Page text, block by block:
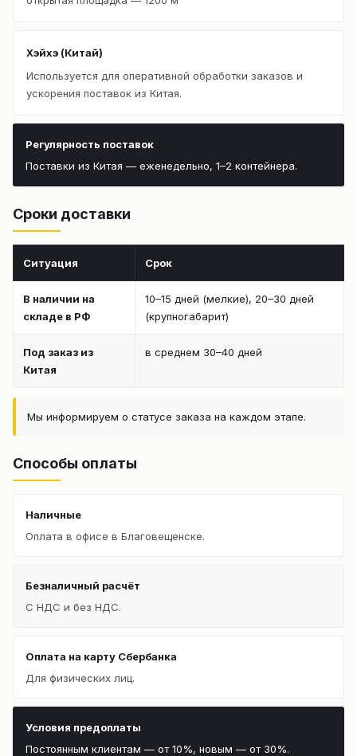
Хэйхэ (Китай)
Используется для оперативной обработки заказов и
ускорения поставок из Китая.
Регулярность поставок
Поставки из Китая — еженедельно, 1–2 контейнера.
Сроки доставки
Ситуация Срок
В наличии на
складе в РФ
10–15 дней (мелкие), 20–30 дней
(крупногабарит)
Под заказ из
Китая
в среднем 30–40 дней
Мы информируем о статусе заказа на каждом этапе.
Способы оплаты
Наличные
Оплата в офисе в Благовещенске.
Безналичный расчёт
С НДС и без НДС.
Оплата на карту Сбербанка
Для физических лиц.
Условия предоплаты
Постоянным клиентам — от 10%, новым — от 30%.